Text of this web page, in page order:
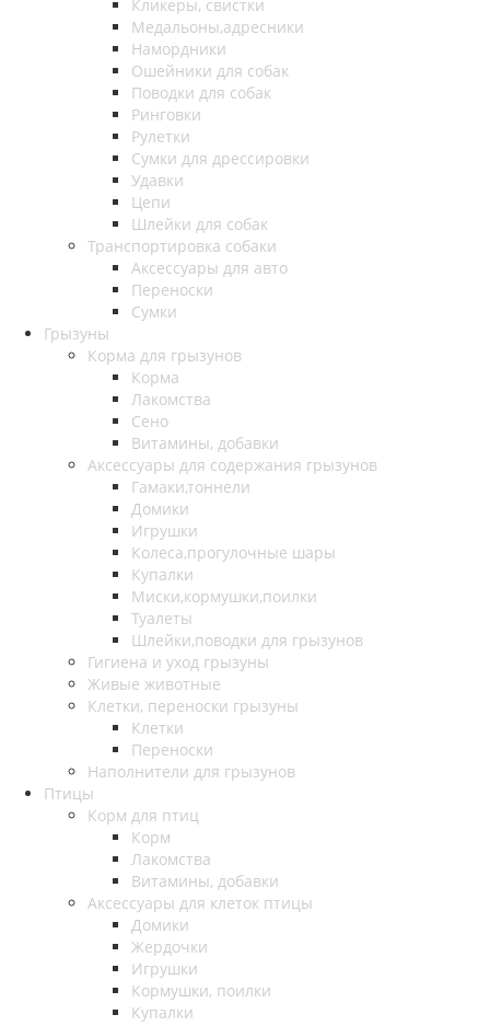
Кликеры, свистки
Медальоны,адресники
Намордники
Ошейники для собак
Поводки для собак
Ринговки
Рулетки
Сумки для дрессировки
Удавки
Цепи
Шлейки для собак
Транспортировка собаки
Аксессуары для авто
Переноски
Сумки
Грызуны
Корма для грызунов
Корма
Лакомства
Сено
Витамины, добавки
Аксессуары для содержания грызунов
Гамаки,тоннели
Домики
Игрушки
Колеса,прогулочные шары
Купалки
Миски,кормушки,поилки
Туалеты
Шлейки,поводки для грызунов
Гигиена и уход грызуны
Живые животные
Клетки, переноски грызуны
Клетки
Переноски
Наполнители для грызунов
Птицы
Корм для птиц
Корм
Лакомства
Витамины, добавки
Аксессуары для клеток птицы
Домики
Жердочки
Игрушки
Кормушки, поилки
Купалки